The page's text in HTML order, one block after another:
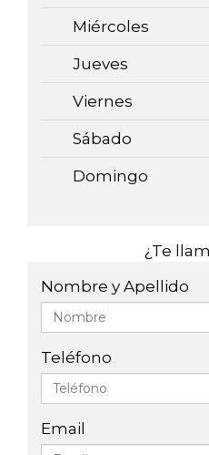
Miércoles
Jueves
Viernes
Sábado
Domingo
¿Te
Nombre y Apellido
Teléfono
Email